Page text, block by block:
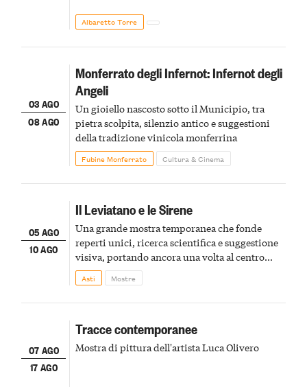
Albaretto Torre
03 AGO
08 AGO
Monferrato degli Infernot: Infernot degli
Angeli
Un gioiello nascosto sotto il Municipio, tra
pietra scolpita, silenzio antico e suggestioni
della tradizione vinicola monferrina
Fubine Monferrato Cultura & Cinema
05 AGO
10 AGO
Il Leviatano e le Sirene
Una grande mostra temporanea che fonde
reperti unici, ricerca scientifica e suggestione
visiva, portando ancora una volta al centro
della scena le meraviglie del passato astigiano
Asti Mostre
07 AGO
17 AGO
Tracce contemporanee
Mostra di pittura dell'artista Luca Olivero